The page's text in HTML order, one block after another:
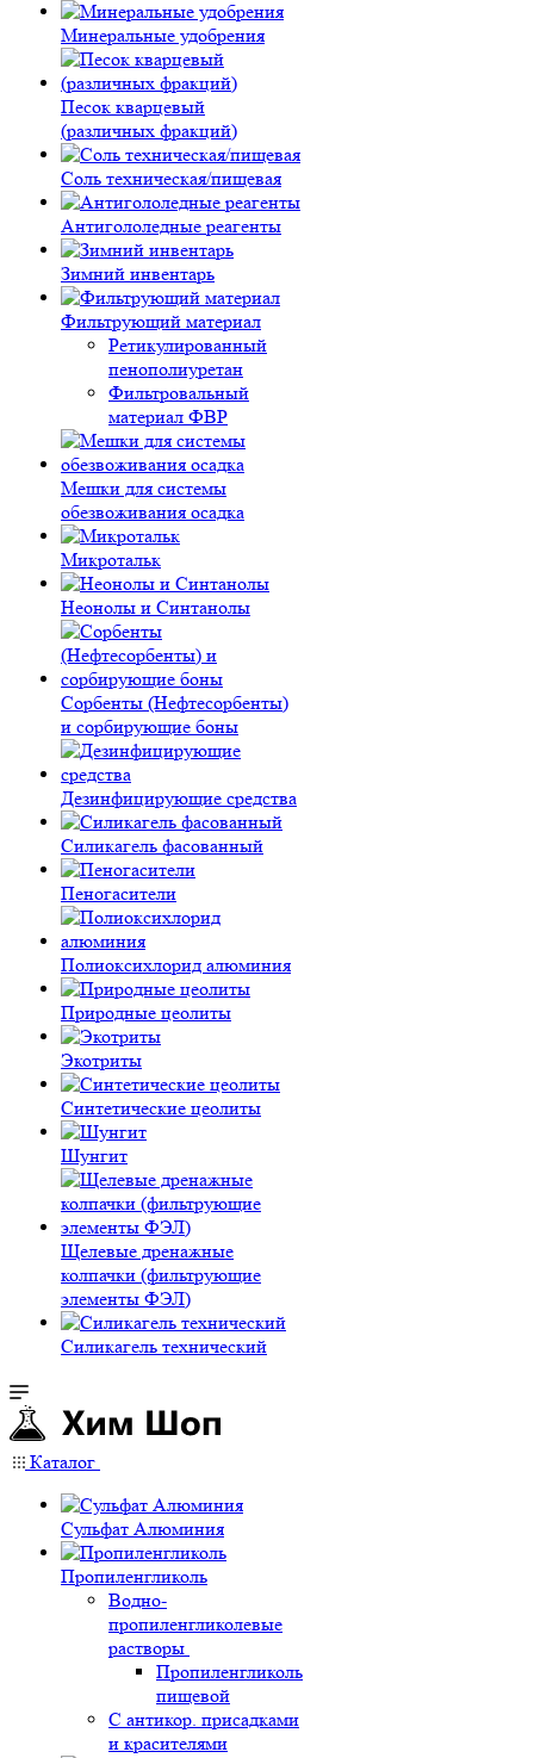
Минеральные удобрения
Песок кварцевый
(различных фракций)
Соль техническая/пищевая
Антигололедные реагенты
Зимний инвентарь
Фильтрующий материал
Ретикулированный
пенополиуретан
Фильтровальный
материал ФВР
Мешки для системы
обезвоживания осадка
Микротальк
Неонолы и Синтанолы
Сорбенты (Нефтесорбенты)
и сорбирующие боны
Дезинфицирующие средства
Силикагель фасованный
Пеногасители
Полиокси­хлорид алюминия
Природные цеолиты
Экотриты
Синтетические цеолиты
Шунгит
Щелевые дренажные
колпачки (фильтрующие
элементы ФЭЛ)
Силикагель технический
Каталог
Сульфат Алюминия
Пропиленгликоль
Водно-
пропиленгликолевые
растворы
Пропиленгликоль
пищевой
С антикор. присадками
и красителями